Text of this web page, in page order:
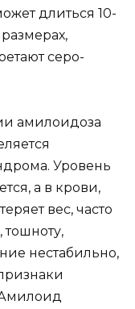
длиться 10-
серо-
амилоидоза
Уровень
а в крови,
вес, часто
нестабильно,